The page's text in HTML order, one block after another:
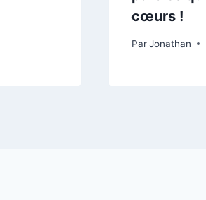
cœurs !
Par Jonathan